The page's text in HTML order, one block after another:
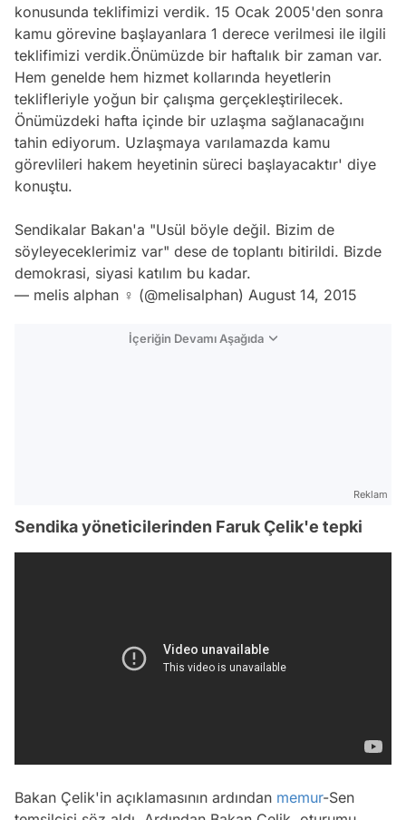
konusunda teklifimizi verdik. 15 Ocak 2005'den sonra
kamu görevine başlayanlara 1 derece verilmesi ile ilgili
teklifimizi verdik.Önümüzde bir haftalık bir zaman var.
Hem genelde hem hizmet kollarında heyetlerin
teklifleriyle yoğun bir çalışma gerçekleştirilecek.
Önümüzdeki hafta içinde bir uzlaşma sağlanacağını
tahin ediyorum. Uzlaşmaya varılamazda kamu
görevlileri hakem heyetinin süreci başlayacaktır' diye
konuştu.
Sendikalar Bakan'a "Usül böyle değil. Bizim de
söyleyeceklerimiz var" dese de toplantı bitirildi. Bizde
demokrasi, siyasi katılım bu kadar.
— melis alphan ♀ (@melisalphan) August 14, 2015
İçeriğin Devamı Aşağıda
Reklam
Sendika yöneticilerinden Faruk Çelik'e tepki
Bakan Çelik'in açıklamasının ardından memur-Sen